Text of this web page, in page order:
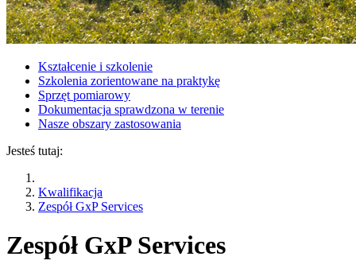
Kształcenie i szkolenie
Szkolenia zorientowane na praktykę
Sprzęt pomiarowy
Dokumentacja sprawdzona w terenie
Nasze obszary zastosowania
Jesteś tutaj:
Kwalifikacja
Zespół GxP Services
Zespół GxP Services